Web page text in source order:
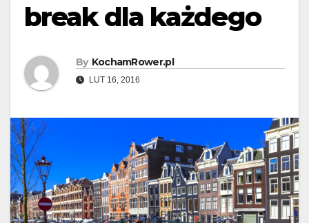
break dla każdego
By KochamRower.pl
LUT 16, 2016